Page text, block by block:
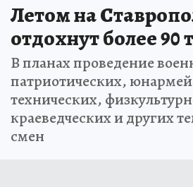
Летом на
отдохнут более 90
В планах проведение
патриотических,
технических,
краеведческих и других
смен